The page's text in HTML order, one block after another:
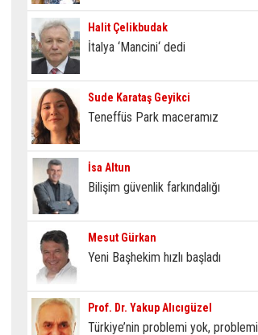
Halit Çelikbudak
İtalya ‘Mancini‘ dedi
Sude Karataş Geyikci
Teneffüs Park maceramız
İsa Altun
Bilişim güvenlik farkındalığı
Mesut Gürkan
Yeni Başhekim hızlı başladı
Prof. Dr. Yakup Alıcıgüzel
Türkiye’nin problemi yok, problemi